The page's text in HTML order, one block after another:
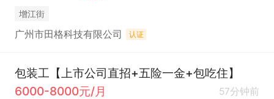
增江街
广州市田格科技有限公司 认证
包装工【上市公司直招+五险一金+包吃住】
6000-8000元/月
57分钟前